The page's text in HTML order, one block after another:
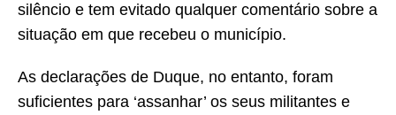
silêncio e tem evitado qualquer comentário sobre a
situação em que recebeu o município.
As declarações de Duque, no entanto, foram
suficientes para ‘assanhar’ os seus militantes e